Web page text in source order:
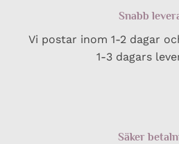
Snabb
Vi postar inom 1-2 dagar
1-3 dagars
Säker